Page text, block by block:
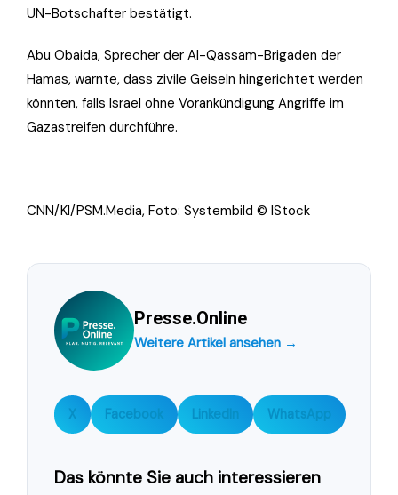
UN-Botschafter bestätigt.
Abu Obaida, Sprecher der Al-Qassam-Brigaden der
Hamas, warnte, dass zivile Geiseln hingerichtet werden
könnten, falls Israel ohne Vorankündigung Angriffe im
Gazastreifen durchführe.
CNN/KI/PSM.Media, Foto: Systembild © IStock
Presse.Online
Weitere Artikel ansehen →
X Facebook LinkedIn WhatsApp
Das könnte Sie auch interessieren